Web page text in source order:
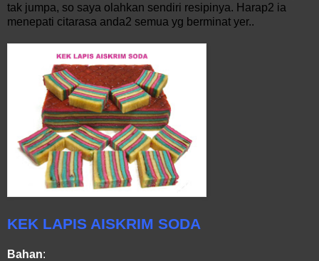
tak jumpa, so saya olahkan sendiri resipinya. Harap2 ia
menepati citarasa anda2 semua yg berminat yer..
KEK LAPIS AISKRIM SODA
Bahan: